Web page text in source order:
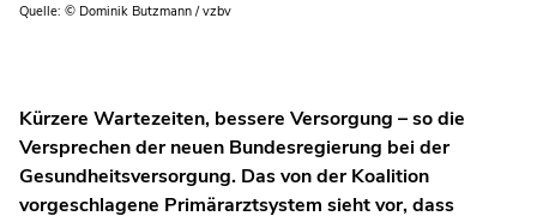
Quelle: © Dominik Butzmann / vzbv
Kürzere Wartezeiten, bessere Versorgung – so die
Versprechen der neuen Bundesregierung bei der
Gesundheitsversorgung. Das von der Koalition
vorgeschlagene Primärarztsystem sieht vor, dass